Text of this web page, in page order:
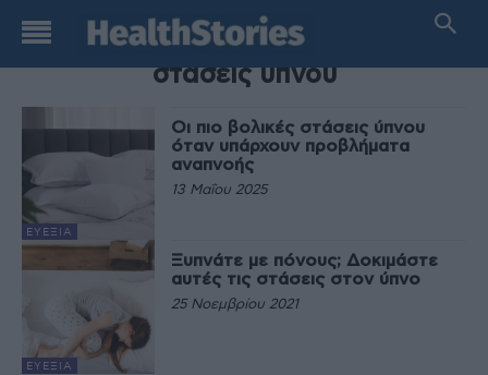
TAG
στάσεις ύπνου
ΕΥΕΞΊΑ
Οι πιο βολικές στάσεις ύπνου
όταν υπάρχουν προβλήματα
αναπνοής
13 Μαΐου 2025
ΕΥΕΞΊΑ
Ξυπνάτε με πόνους; Δοκιμάστε
αυτές τις στάσεις στον ύπνο
25 Νοεμβρίου 2021